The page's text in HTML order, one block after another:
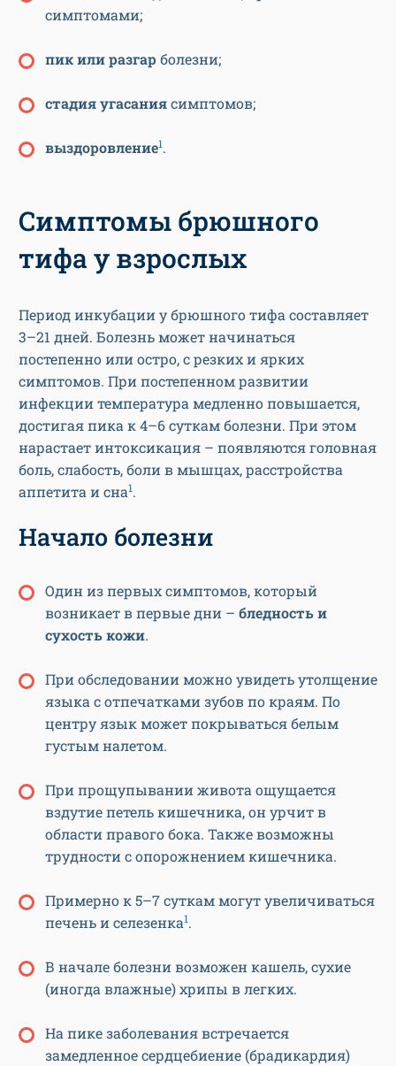
симптомами;
пик или разгар болезни;
стадия угасаниясимптомов;
выздоровление1.
Симптомы брюшного
тифа у взрослых
Период инкубации у брюшного тифа составляет
3–21 дней. Болезнь может начинаться
постепенно или остро, с резких и ярких
симптомов. При постепенном развитии
инфекции температура медленно повышается,
достигая пика к 4–6 суткам болезни. При этом
нарастает интоксикация – появляются головная
боль, слабость, боли в мышцах, расстройства
аппетита и сна1.
Начало болезни
Один из первых симптомов, который
возникает в первые дни – бледность и
сухость кожи.
При обследовании можно увидеть утолщение
языка с отпечатками зубов по краям. По
центру язык может покрываться белым
густым налетом.
При прощупывании живота ощущается
вздутие петель кишечника, он урчит в
области правого бока. Также возможны
трудности с опорожнением кишечника.
Примерно к 5–7 суткам могут увеличиваться
печень и селезенка1.
В начале болезни возможен кашель, сухие
(иногда влажные) хрипы в легких.
На пике заболевания встречается
замедленное сердцебиение (брадикардия)